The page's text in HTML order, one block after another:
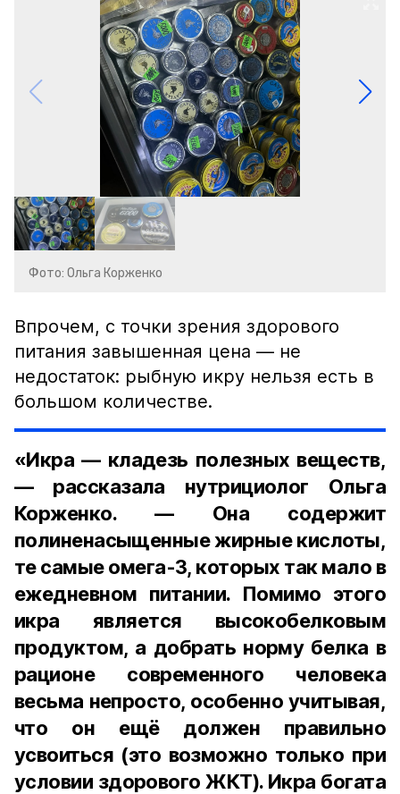
Фото: Ольга Корженко
Впрочем, с точки зрения здорового
питания завышенная цена — не
недостаток: рыбную икру нельзя есть в
большом количестве.
«Икра — кладезь полезных веществ,
— рассказала нутрициолог Ольга
Корженко. — Она содержит
полиненасыщенные жирные кислоты,
те самые омега-3, которых так мало в
ежедневном питании. Помимо этого
икра является высокобелковым
продуктом, а добрать норму белка в
рационе современного человека
весьма непросто, особенно учитывая,
что он ещё должен правильно
усвоиться (это возможно только при
условии здорового ЖКТ). Икра богата